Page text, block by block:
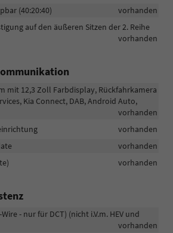
(40:20:40)
vorhanden
auf den äußeren Sitzen der 2. Reihe
vorhanden
mit 12,3 Zoll Farbdisplay, Rückfahrkamera
Kia Connect, DAB, Android Auto,
vorhanden
vorhanden
vorhanden
vorhanden
- nur für DCT) (nicht i.V.m. HEV und
vorhanden